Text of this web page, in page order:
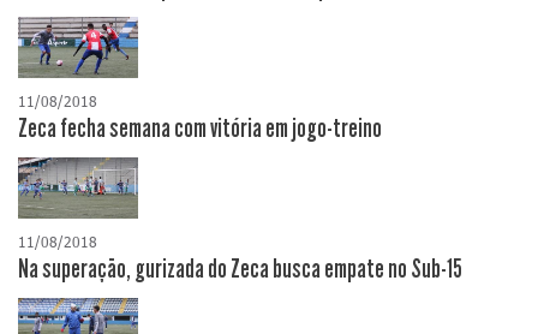
11/08/2018
Zeca fecha semana com vitória em jogo-treino
11/08/2018
Na superação, gurizada do Zeca busca empate no Sub-15